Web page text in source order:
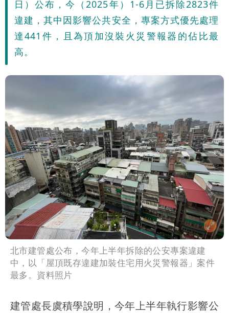
日）公布，今（2025年）1-6月已拆除2823件
違建，其中因影響公共安全，專案方式優先處理
達441件，且為頂加沒裝火災警報器的佔比最
高。
北市建管處公布，今年上半年拆除的公安專案違建
中，以「屋頂既存違建加裝住宅用火災警報器」案件
最多。資料照片
建管處長虞積學說明，今年上半年執行影響公